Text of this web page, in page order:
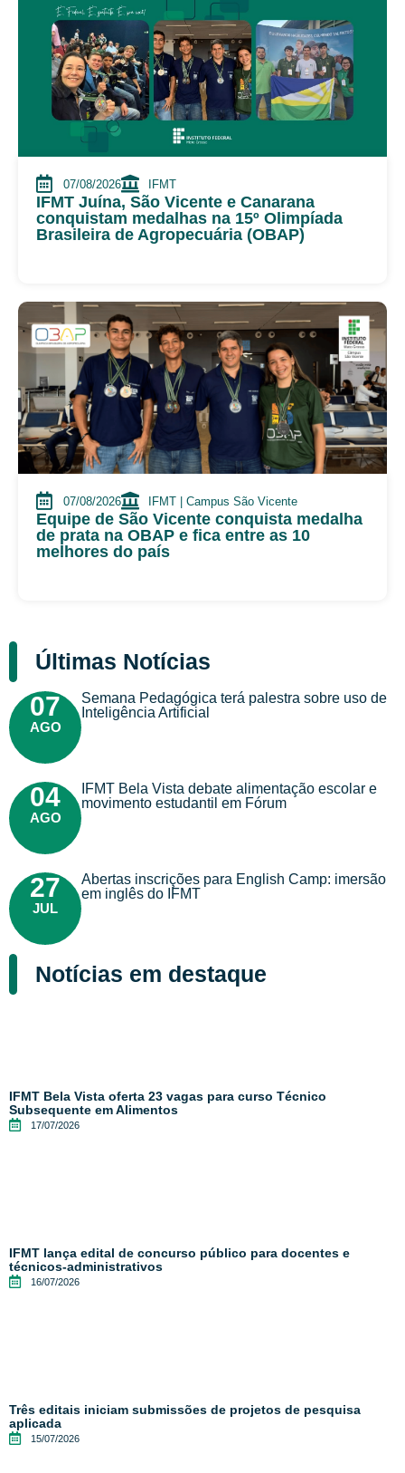
07/08/2026 IFMT
IFMT Juína, São Vicente e Canarana
conquistam medalhas na 15º Olimpíada
Brasileira de Agropecuária (OBAP)
07/08/2026 IFMT | Campus São Vicente
Equipe de São Vicente conquista medalha
de prata na OBAP e fica entre as 10
melhores do país
Últimas Notícias
07
AGO
Semana Pedagógica terá palestra sobre uso de
Inteligência Artificial
04
AGO
IFMT Bela Vista debate alimentação escolar e
movimento estudantil em Fórum
27
JUL
Abertas inscrições para English Camp: imersão
em inglês do IFMT
Notícias em destaque
IFMT Bela Vista oferta 23 vagas para curso Técnico
Subsequente em Alimentos
17/07/2026
IFMT lança edital de concurso público para docentes e
técnicos-administrativos
16/07/2026
Três editais iniciam submissões de projetos de pesquisa
aplicada
15/07/2026